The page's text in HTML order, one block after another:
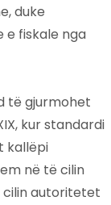
duke
fiskale nga
të gjurmohet
kur standardi
kallëpi
në të cilin
cilin autoritetet